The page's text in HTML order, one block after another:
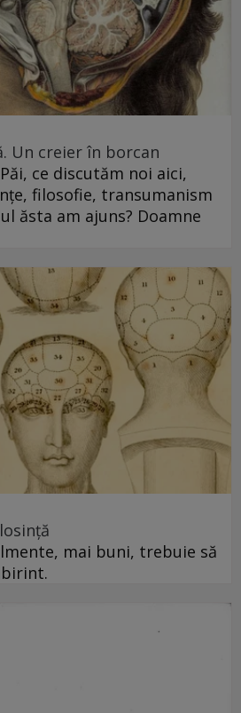
Un creier în borcan
ce discutăm noi aici,
filosofie, transumanism
ăsta am ajuns? Doamne
mai buni, trebuie să